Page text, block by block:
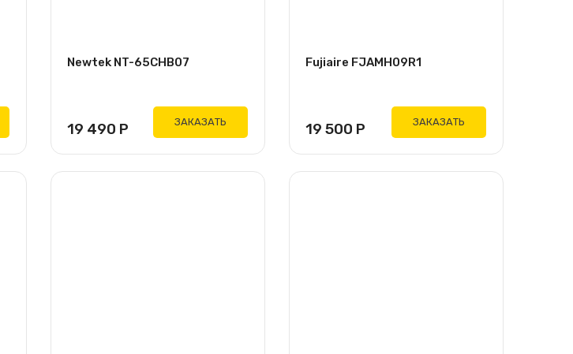
Newtek NT-65CHB07
19 490 Р ЗАКАЗАТЬ
Fujiaire FJAMH09R1
19 500 Р ЗАКАЗАТЬ